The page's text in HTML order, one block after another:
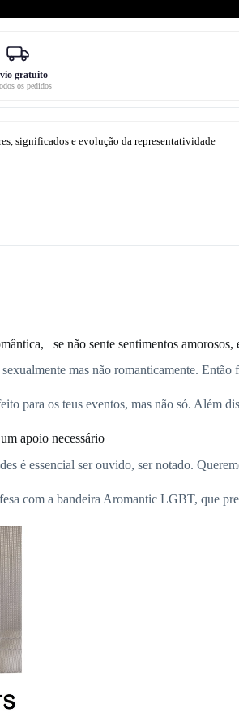
gratuito
os pedidos
significados e evolução da representatividade
se não sente sentimentos amorosos,
mas não romanticamente. Então
para os teus eventos, mas não só. Além
apoio necessário
é essencial ser ouvido, ser notado.
com a bandeira Aromantic LGBT, que